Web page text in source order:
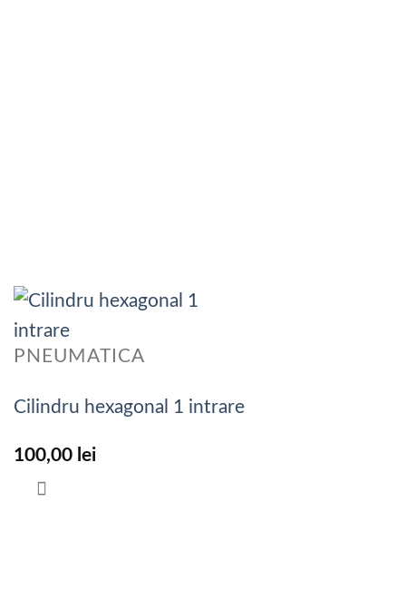
PNEUMATICA
Cilindru hexagonal 1 intrare
100,00 lei